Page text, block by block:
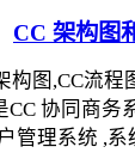
CC 架构图
图,CC流程
协同商务
管理系统 ,